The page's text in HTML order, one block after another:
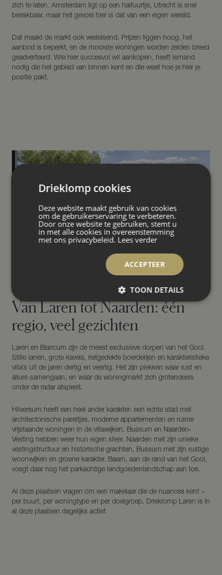
zich te laten. Amsterdam ligt op een halfuurtje, Utrecht is snel
bereikbaar, maar het gevoel hier is dat van een eigen wereld.
Dat maakt de markt ook veeleisend. Prijzen liggen hoog, het
aanbod is beperkt, en de mooiste woningen worden zelden breed
geadverteerd. Wie hier succesvol wil aankopen, heeft iemand
nodig die het gebied van binnen kent en die weet hoe je hier je
positie pakt.
Van Laren tot Naarden: één
regio, veel gezichten
Laren en Blaricum zijn de meest exclusieve dorpen van het Gooi.
Stille lanen, grote kavels, rietgedekte boerderijen en karakteristieke
villa’s uit de jaren dertig en veertig. Het zijn plekken waar rust en
allure samengaan, en waar de woningmarkt zich grotendeels
onder de radar afspeelt.
Hilversum heeft een heel ander karakter: een echte stad met
architectonische pareltjes, moderne appartementen en ruime
vrijstaande woningen in de villawijken. Bussum en Naarden-
Vesting hebben weer hun eigen sfeer. Naarden met zijn unieke
vestingstructuur en historische grachten, Bussum met zijn rustige
woonwijken en groene karakter. Baarn, aan de rand van het Gooi,
voegt daar nog het parkachtige landgoedenlandschap aan toe.
Al deze plaatsen vragen om een makelaar die de nuances kent –
per buurt, per woningtype en per doelgroep. Drieklomp Laren is in
al deze plaatsen dagelijks actief.
Drieklomp cookies
Deze website maakt gebruik van cookies
om de gebruikerservaring te verbeteren.
Door onze website te gebruiken, stemt u
in met alle cookies in overeenstemming
met ons privacybeleid. Lees verder
ACCEPTEER
TOON DETAILS